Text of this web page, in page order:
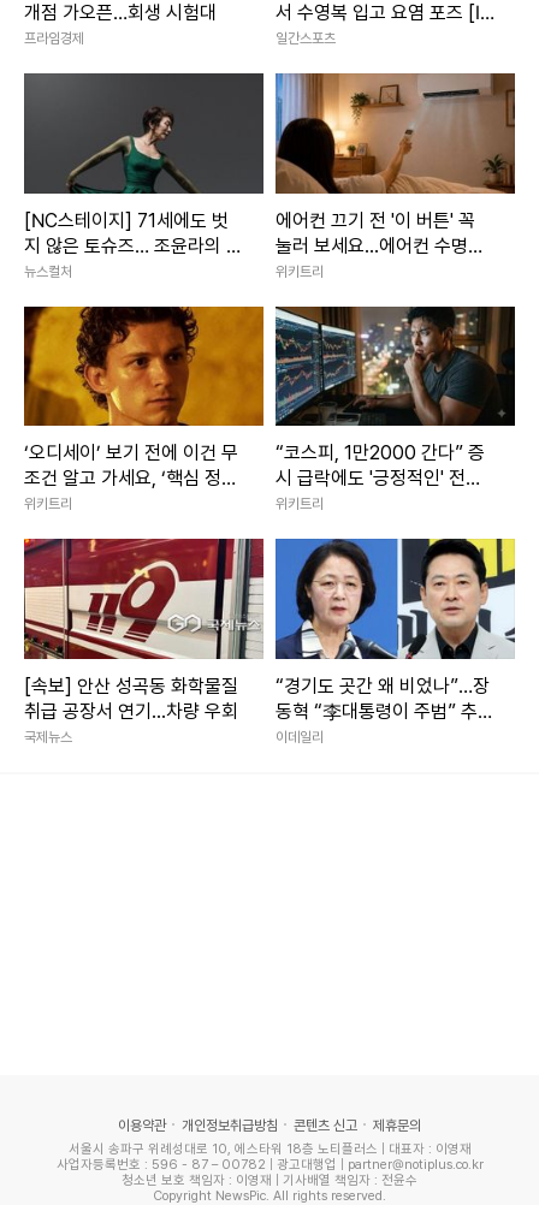
개점 가오픈…회생 시험대
프라임경제
서 수영복 입고 요염 포즈 [IS
하이컷]
일간스포츠
[NC스테이지] 71세에도 벗
지 않은 토슈즈… 조윤라의 시
간은 아직 현재형
뉴스컬처
에어컨 끄기 전 '이 버튼' 꼭
눌러 보세요...에어컨 수명이
늘어납니다
위키트리
‘오디세이’ 보기 전에 이건 무
조건 알고 가세요, ‘핵심 정보’
7가지 (+오디세이 쿠키 유무
위키트리
“코스피, 1만2000 간다” 증
시 급락에도 '긍정적인' 전망
나온 이유
위키트리
[속보] 안산 성곡동 화학물질
취급 공장서 연기...차량 우회
국제뉴스
“경기도 곳간 왜 비었나”…장
동혁 “李대통령이 주범” 추미
애 “낡은 세제 탓”
이데일리
이용약관 개인정보취급방침 콘텐츠 신고 제휴문의
서울시 송파구 위례성대로 10, 에스타워 18층 노티플러스 | 대표자 : 이영재
사업자등록번호 : 596 - 87 – 00782 | 광고대행업 | partner@notiplus.co.kr
청소년 보호 책임자 : 이영재 | 기사배열 책임자 : 전윤수
Copyright NewsPic. All rights reserved.